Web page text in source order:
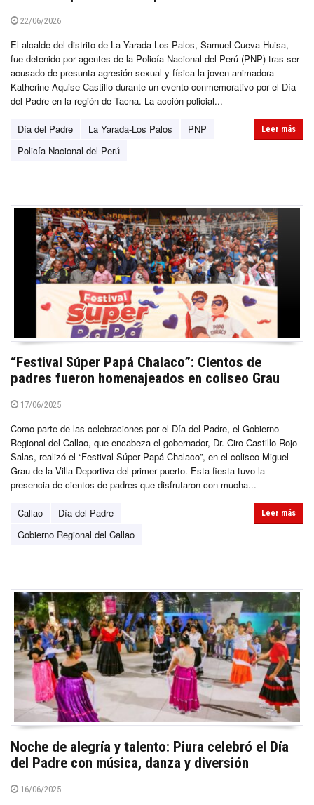
22/06/2026
El alcalde del distrito de La Yarada Los Palos, Samuel Cueva Huisa,
fue detenido por agentes de la Policía Nacional del Perú (PNP) tras ser
acusado de presunta agresión sexual y física la joven animadora
Katherine Aquise Castillo durante un evento conmemorativo por el Día
del Padre en la región de Tacna. La acción policial...
Día del Padre La Yarada-Los Palos
PNP
Policía Nacional del Perú
Leer más
“Festival Súper Papá Chalaco”: Cientos de
padres fueron homenajeados en coliseo Grau
17/06/2025
Como parte de las celebraciones por el Día del Padre, el Gobierno
Regional del Callao, que encabeza el gobernador, Dr. Ciro Castillo Rojo
Salas, realizó el “Festival Súper Papá Chalaco”, en el coliseo Miguel
Grau de la Villa Deportiva del primer puerto. Esta fiesta tuvo la
presencia de cientos de padres que disfrutaron con mucha...
Callao
Día del Padre
Gobierno Regional del Callao
Leer más
Noche de alegría y talento: Piura celebró el Día
del Padre con música, danza y diversión
16/06/2025